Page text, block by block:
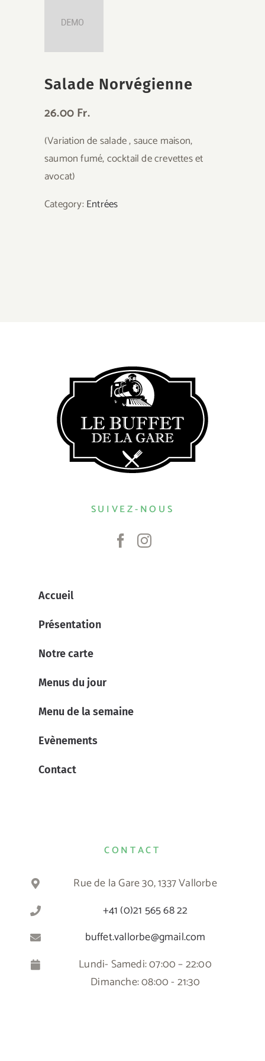
Salade Norvégienne
26.00 Fr.
(Variation de salade , sauce maison,
saumon fumé, cocktail de crevettes et
avocat)
Category:Entrées
SUIVEZ-NOUS
Accueil
Présentation
Notre carte
Menus du jour
Menu de la semaine
Evènements
Contact
CONTACT
Rue de la Gare 30, 1337 Vallorbe
+41 (0)21 565 68 22
buffet.vallorbe@gmail.com
Lundi- Samedi: 07:00 – 22:00
Dimanche: 08:00 - 21:30